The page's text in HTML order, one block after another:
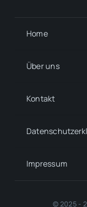
Home
Über uns
Kontakt
Impressum
© 2025 -